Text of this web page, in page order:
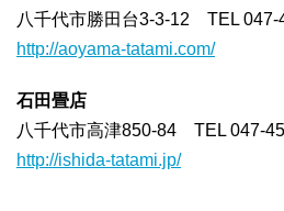
八千代市勝田台3-3-12 TEL 047-
http://aoyama-tatami.com/
石田畳店
八千代市高津850-84 TEL 047-
http://ishida-tatami.jp/